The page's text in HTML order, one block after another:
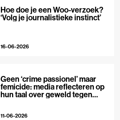
Hoe doe je een Woo-verzoek?
‘Volg je journalistieke instinct’
16-06-2026
Geen ‘crime passionel’ maar
femicide: media reflecteren op
hun taal over geweld tegen
11-06-2026